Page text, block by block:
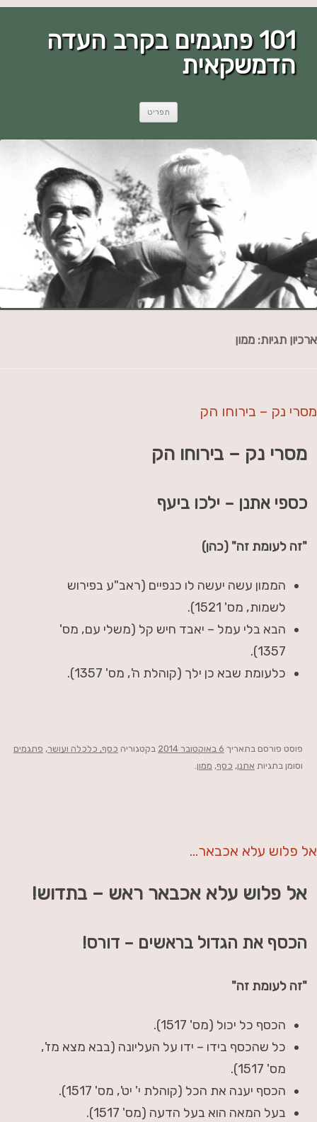
101 פתגמים בקרב העדה
הדמשקאית
תפריט
ארכיון תגיות: ממון
מסרי נק – בירוחו הק
מסרי נק – בירוחו הק
כספי אתנן – ילכו ביעף
"זה לעומת זה" (כהן)
הממון עשה יעשה לו כנפיים (ראב"ע בפירוש
לשמות, מס' 1521).
הבא בלי עמל – יאבד חיש קל (משלי עם, מס'
1357).
כלעומת שבא כן ילך (קוהלת ה', מס' 1357).
פוסט פורסם בתאריך 6 באוקטובר 2014 בקטגוריה כסף, כלכלה ועושר, פתגמים
וסומן בתגיות אתנן, כסף, ממון.
אל פלוש עלא אכבאר…
אל פלוש עלא אכבאר ראש – בתדוש!
הכסף את הגדול בראשים – דורס!
"זה לעומת זה"
הכסף כל יכול (מס' 1517).
כל שהכסף בידו – ידו על העליונה (בבא מצא מז',
מס' 1517).
הכסף יענה את הכל (קוהלת י' יט', מס' 1517).
בעל המאה הוא בעל הדעה (מס' 1517).